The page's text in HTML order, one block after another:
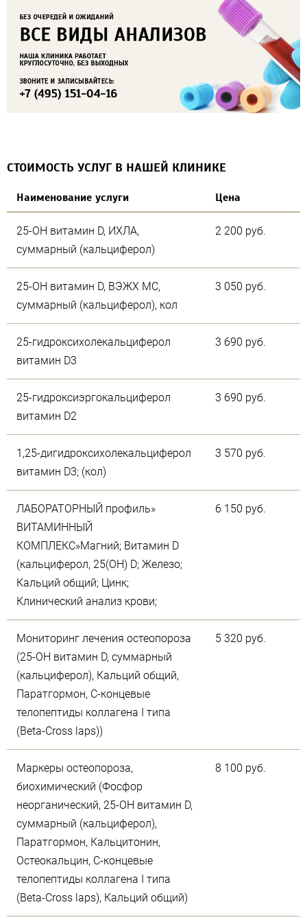
СТОИМОСТЬ УСЛУГ В НАШЕЙ КЛИНИКЕ
Наименование услуги Цена
25-OH витамин D, ИХЛА,
суммарный (кальциферол)
2 200 руб.
25-OH витамин D, ВЭЖХ МС,
суммарный (кальциферол), кол
3 050 руб.
25-гидроксихолекальциферол
витамин D3
3 690 руб.
25-гидроксиэргокальциферол
витамин D2
3 690 руб.
1,25-дигидроксихолекальциферол
витамин D3; (кол)
3 570 руб.
ЛАБОРАТОРНЫЙ профиль»
ВИТАМИННЫЙ
КОМПЛЕКС»Магний; Витамин D
(кальциферол, 25(OH) D; Железо;
Кальций общий; Цинк;
Клинический анализ крови;
6 150 руб.
Мониторинг лечения остеопороза
(25-OH витамин D, суммарный
(кальциферол), Кальций общий,
Паратгормон, С-концевые
телопептиды коллагена I типа
(Beta-Cross laps))
5 320 руб.
Маркеры остеопороза,
биохимический (Фосфор
неорганический, 25-OH витамин D,
суммарный (кальциферол),
Паратгормон, Кальцитонин,
Остеокальцин, С-концевые
телопептиды коллагена I типа
(Beta-Cross laps), Кальций общий)
8 100 руб.